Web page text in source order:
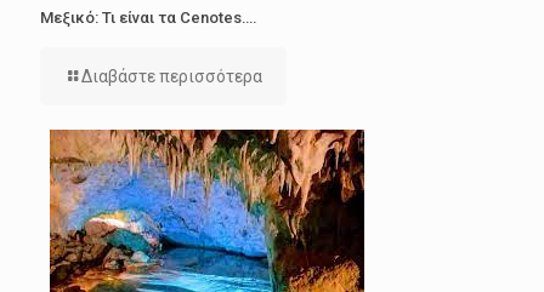
Μεξικό: Τι είναι τα Cenotes….
Διαβάστε περισσότερα